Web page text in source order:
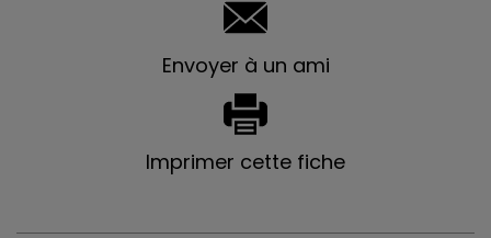
Envoyer à un ami
Imprimer cette fiche